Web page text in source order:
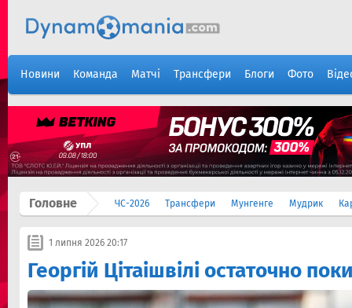
Новини Команда Матчі Трансфери Блоги Фото
Головне ЧС-2026 Трансфери Мунгенге Мудрик
1 липня 2026 20:17
Георгій Цітаішвілі остаточно